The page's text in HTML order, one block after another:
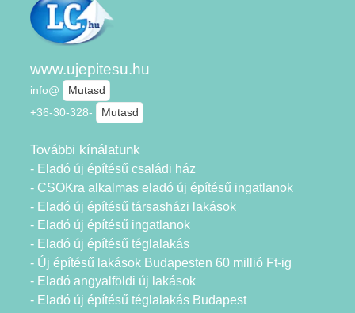
www.ujepitesu.hu
info@
Mutasd
+36-30-328-
Mutasd
További kínálatunk
- Eladó új építésű családi ház
- CSOKra alkalmas eladó új építésű ingatlanok
- Eladó új építésű társasházi lakások
- Eladó új építésű ingatlanok
- Eladó új építésű téglalakás
- Új építésű lakások Budapesten 60 millió Ft-ig
- Eladó angyalföldi új lakások
- Eladó új építésű téglalakás Budapest